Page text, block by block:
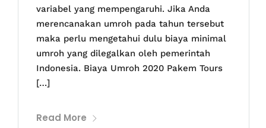
variabel yang mempengaruhi. Jika Anda
merencanakan umroh pada tahun tersebut
maka perlu mengetahui dulu biaya minimal
umroh yang dilegalkan oleh pemerintah
Indonesia. Biaya Umroh 2020 Pakem Tours
[…]
Read More